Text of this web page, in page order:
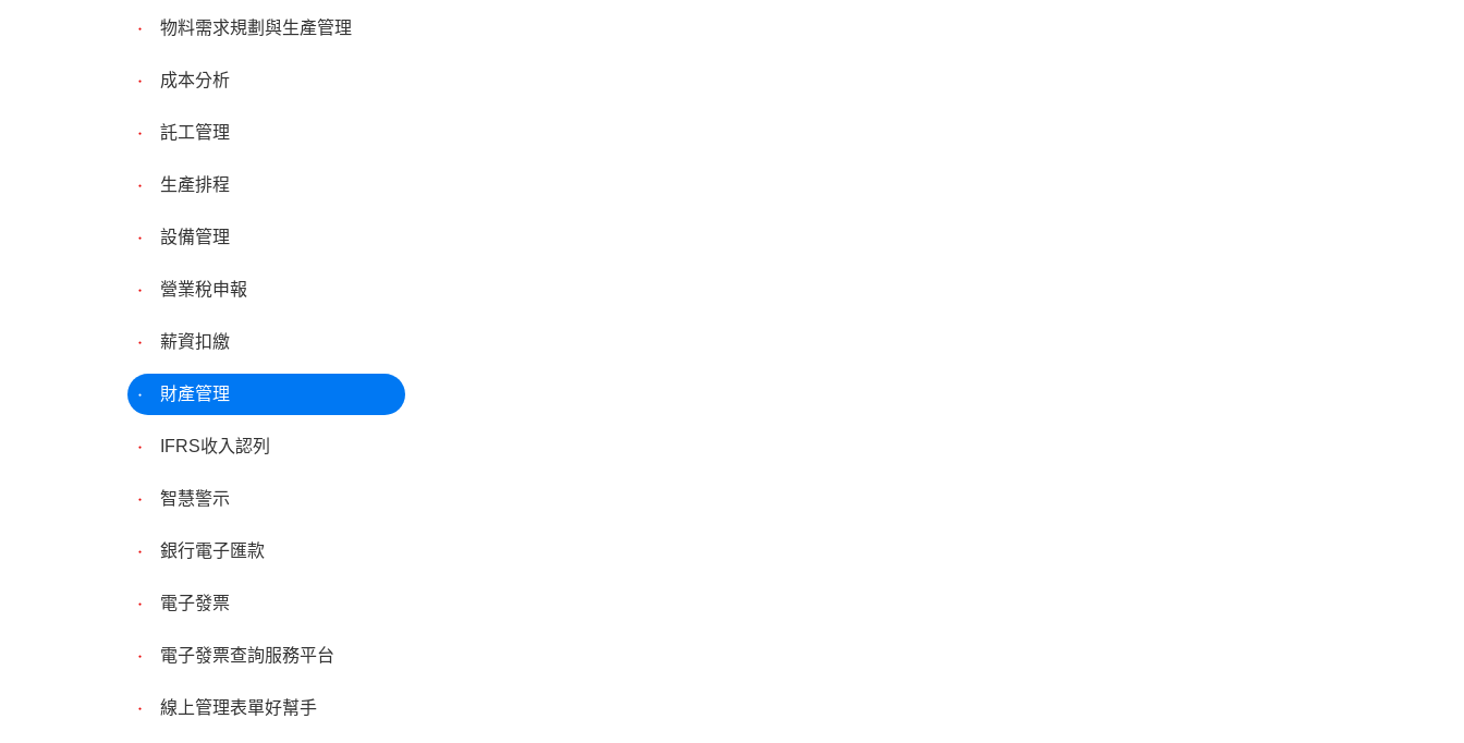
物料需求規劃與生產管理
成本分析
託工管理
生產排程
設備管理
營業稅申報
薪資扣繳
財產管理
IFRS收入認列
智慧警示
銀行電子匯款
電子發票
電子發票查詢服務平台
線上管理表單好幫手